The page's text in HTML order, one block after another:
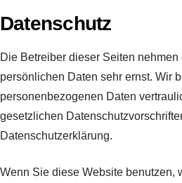
Datenschutz
Die Betreiber dieser Seiten nehmen
persönlichen Daten sehr ernst. Wir
personenbezogenen Daten
gesetzlichen
Datenschutzerklärung.
Wenn Sie diese Website benutzen,